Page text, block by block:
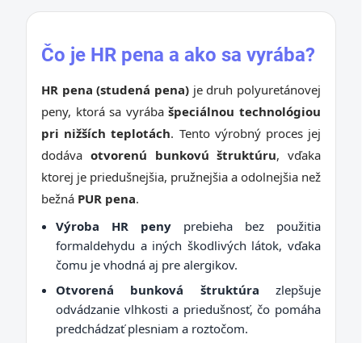
Čo je HR pena a ako sa vyrába?
HR pena (studená pena) je druh polyuretánovej
peny, ktorá sa vyrábašpeciálnou technológiou
pri nižších teplotách. Tento výrobný proces jej
dodáva otvorenú bunkovú štruktúru, vďaka
ktorej je priedušnejšia, pružnejšia a odolnejšia než
bežná PUR pena.
Výroba HR peny prebieha bez použitia
formaldehydu a iných škodlivých látok, vďaka
čomu je vhodná aj pre alergikov.
Otvorená bunková štruktúra zlepšuje
odvádzanie vlhkosti a priedušnosť, čo pomáha
predchádzať plesniam a roztočom.